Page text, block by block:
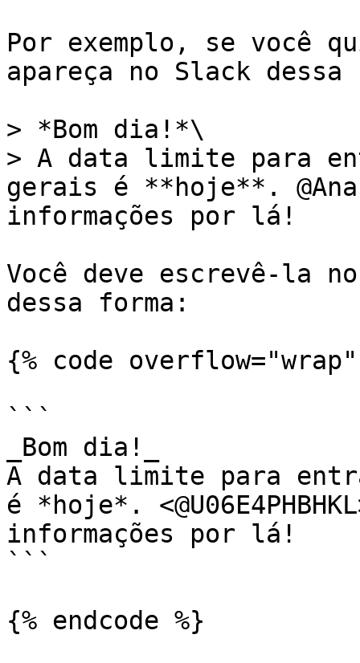
Por exemplo, se você
apareça no Slack dessa
> *Bom dia!*\
> A data limite para
gerais é **hoje**.
informações por lá!
Você deve escrevê-la
dessa forma:
{% code
```
_Bom dia!_
A data limite para entrar
é *hoje*.
informações por lá!
```
{% endcode %}